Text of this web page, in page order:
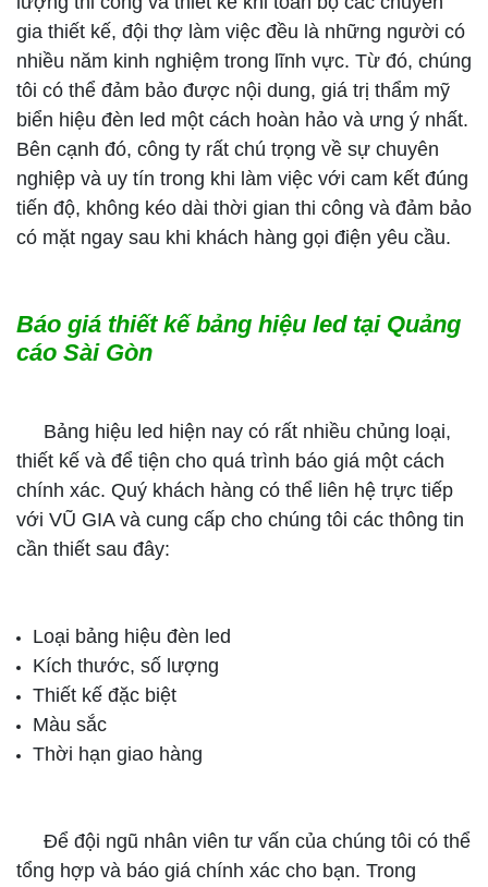
gia thiết kế, đội thợ làm việc đều là những người có
nhiều năm kinh nghiệm trong lĩnh vực. Từ đó, chúng
tôi có thể đảm bảo được nội dung, giá trị thẩm mỹ
biển hiệu đèn led một cách hoàn hảo và ưng ý nhất.
Bên cạnh đó, công ty rất chú trọng về sự chuyên
nghiệp và uy tín trong khi làm việc với cam kết đúng
tiến độ, không kéo dài thời gian thi công và đảm bảo
có mặt ngay sau khi khách hàng gọi điện yêu cầu.
Báo giá thiết kế bảng hiệu led tại Quảng
cáo Sài Gòn
Bảng hiệu led hiện nay có rất nhiều chủng loại,
thiết kế và để tiện cho quá trình báo giá một cách
chính xác. Quý khách hàng có thể liên hệ trực tiếp
với VŨ GIA và cung cấp cho chúng tôi các thông tin
cần thiết sau đây:
Loại bảng hiệu đèn led
Kích thước, số lượng
Thiết kế đặc biệt
Màu sắc
Thời hạn giao hàng
Để đội ngũ nhân viên tư vấn của chúng tôi có thể
tổng hợp và báo giá chính xác cho bạn. Trong